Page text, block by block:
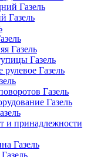
Газель
Газель
Газель
Газель
Газель
Газель
Газель
и принадлежности
Газель